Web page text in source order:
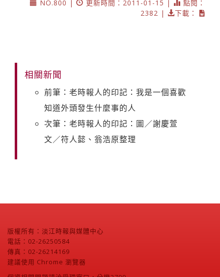
NO.800 |
更新時間：2011-01-15 |
點閱：
2382 |
下載：
相關新聞
前筆：老時報人的印記：我是一個喜歡
知道外頭發生什麼事的人
次筆：老時報人的印記：圖／謝慶萱
文／符人懿、翁浩原整理
版權所有：淡江時報與媒體中心
電話：02-26250584
傳真：02-26214169
建議使用 Chrome 瀏覽器